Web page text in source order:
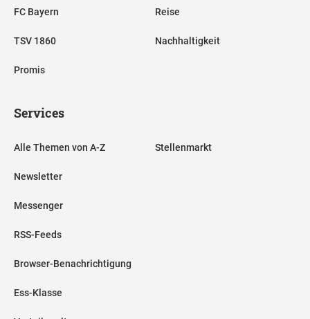
FC Bayern
TSV 1860
Promis
Reise
Nachhaltigkeit
Services
Alle Themen von A-Z
Newsletter
Messenger
RSS-Feeds
Browser-Benachrichtigung
Ess-Klasse
Stellenmarkt